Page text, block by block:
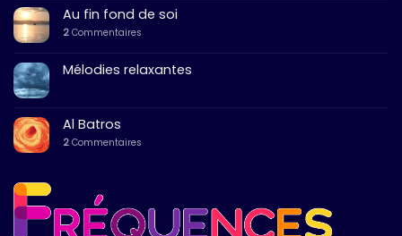
Au fin fond de soi
2 Commentaires
Mélodies relaxantes
Al Batros
2 Commentaires